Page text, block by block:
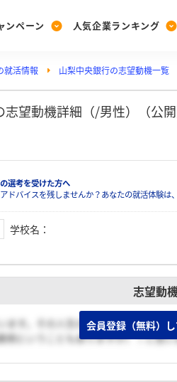
ンペーン
Post
投稿する
人気企業ランキング
Ranking
ランキングを見る
Vote
投票する
PickUp
注目の企業特集
就活情報 山梨中央銀行の志望動機一覧
望動機詳細（/男性）（公開
選考を受けた方へ
ドバイスを残しませんか？あなたの就活体験
学校名 ：
志望動
ます。その人生の中で、山梨県の中
柄ということもありますが）！と思い
会員登録（無料）